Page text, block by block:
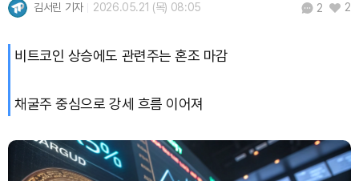
XRP (XRP)
Solana (SOL)
TRON (TRX) ₩464.6(-0.34%)
김서린 기자 2026.05.21 (목) 08:05 2 2
비트코인 상승에도 관련주는 혼조 마감
채굴주 중심으로 강세 흐름 이어져